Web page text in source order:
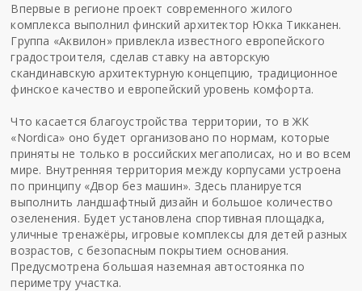
Впервые в регионе проект современного жилого
комплекса выполнил финский архитектор Юкка Тикканен.
Группа «Аквилон» привлекла известного европейского
градостроителя, сделав ставку на авторскую
скандинавскую архитектурную концепцию, традиционное
финское качество и европейский уровень комфорта.
Что касается благоустройства территории, то в ЖК
«Nordica» оно будет организовано по нормам, которые
приняты не только в российских мегаполисах, но и во всем
мире. Внутренняя территория между корпусами устроена
по принципу «Двор без машин». Здесь планируется
выполнить ландшафтный дизайн и большое количество
озеленения. Будет установлена спортивная площадка,
уличные тренажёры, игровые комплексы для детей разных
возрастов, с безопасным покрытием основания.
Предусмотрена большая наземная автостоянка по
периметру участка.